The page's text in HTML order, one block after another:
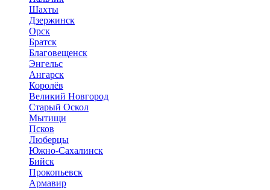
Шахты
Дзержинск
Орск
Братск
Благовещенск
Энгельс
Ангарск
Королёв
Великий Новгород
Старый Оскол
Мытищи
Псков
Люберцы
Южно-Сахалинск
Бийск
Прокопьевск
Армавир